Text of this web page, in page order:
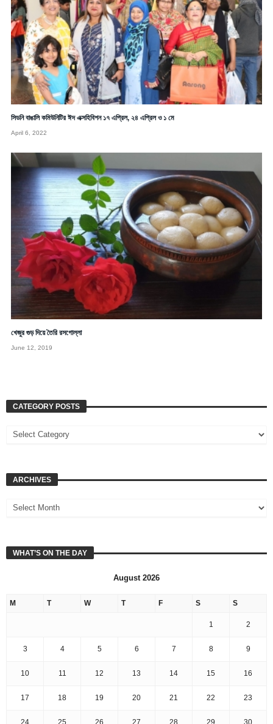
সিডনি বাঙালি কমিউনিটির ঈদ এক্সহিবিশন ১৭ এপ্রিল, ২৪ এপ্রিল ও ১ মে
April 6, 2022
খেজুর গুড় দিয়ে তৈরি রসগোল্লা
June 12, 2019
CATEGORY POSTS
ARCHIVES
WHAT’S ON THE DAY
August 2026
M T W T F S S
1 2
3 4 5 6 7 8 9
10 11 12 13 14 15 16
17 18 19 20 21 22 23
24 25 26 27 28 29 30